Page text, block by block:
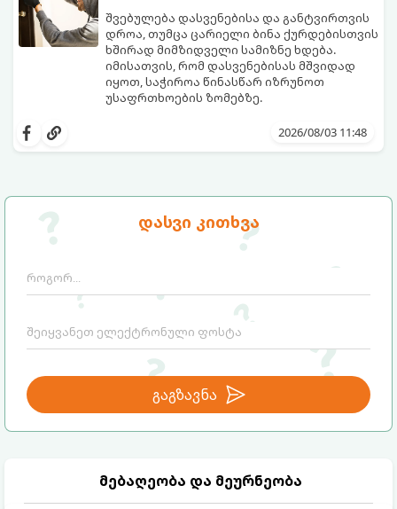
დასვი კითხვა
გაგზავნა
მებაღეობა და მეურნეობა
შვებულება დასვენებისა და განტვირთვის
დროა, თუმცა ცარიელი ბინა ქურდებისთვის
ხშირად მიმზიდველი სამიზნე ხდება.
იმისათვის, რომ დასვენებისას მშვიდად
იყოთ, საჭიროა წინასწარ იზრუნოთ
უსაფრთხოების ზომებზე.
2026/08/03 11:48